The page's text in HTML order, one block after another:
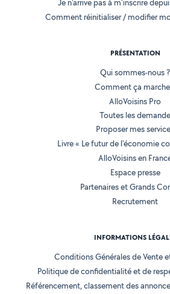
Je n'arrive pas à m'inscrire
Comment réinitialiser / modifier
PRÉSENTATION
Qui sommes-nous ?
Comment ça
AlloVoisins Pro
Toutes les
Proposer mes
Livre « Le futur de l'économie
AlloVoisins en
Espace presse
Partenaires et Grands
Recrutement
INFORMATIONS
Conditions Générales de Vente
Politique de confidentialité et de
Référencement, classement des